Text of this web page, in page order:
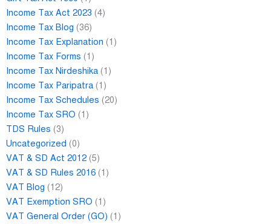
Income Tax Act 2023 (4)
Income Tax Blog (36)
Income Tax Explanation (1)
Income Tax Forms (1)
Income Tax Nirdeshika (1)
Income Tax Paripatra (1)
Income Tax Schedules (20)
Income Tax SRO (1)
TDS Rules (3)
Uncategorized (0)
VAT & SD Act 2012 (5)
VAT & SD Rules 2016 (1)
VAT Blog (12)
VAT Exemption SRO (1)
VAT General Order (GO) (1)